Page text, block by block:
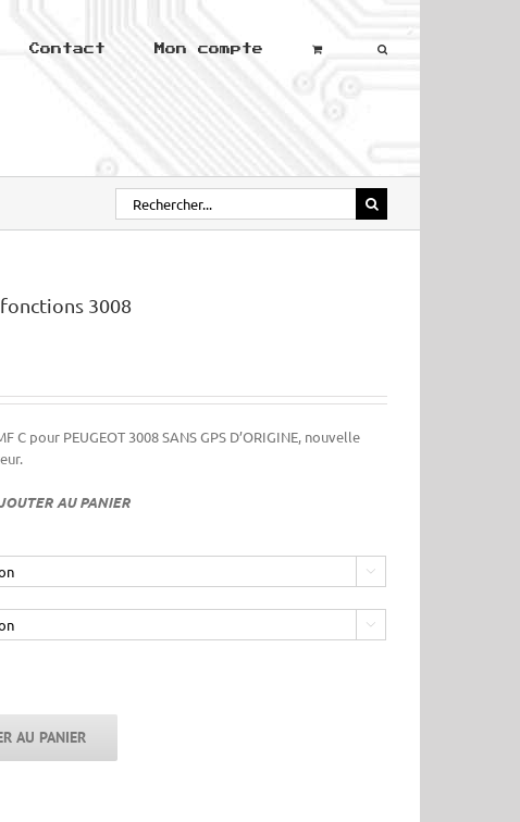
Contact Mon compte
Rechercher:
3008
pour PEUGEOT 3008 SANS GPS D’ORIGINE, nouvelle
AU PANIER


AU PANIER